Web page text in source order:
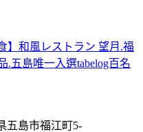
】和風レストラン 望月.福
.五島唯一入選tabelog百名
五島市福江町5-